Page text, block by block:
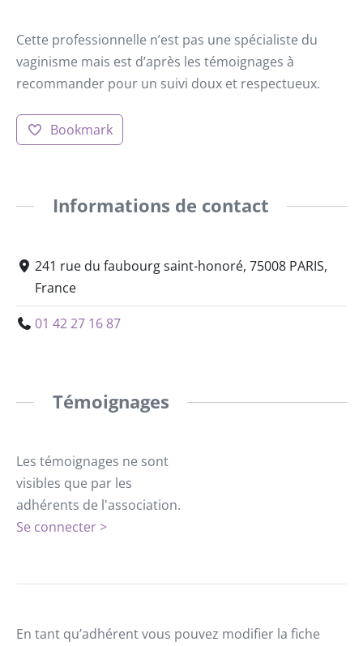
Cette professionnelle n’est pas une spécialiste du
vaginisme mais est d’après les témoignages à
recommander pour un suivi doux et respectueux.
Bookmark
Informations de contact
241 rue du faubourg saint-honoré, 75008 PARIS,
France
01 42 27 16 87
Témoignages
Les témoignages ne sont
visibles que par les
adhérents de l'association.
Se connecter >
En tant qu’adhérent vous pouvez modifier la fiche